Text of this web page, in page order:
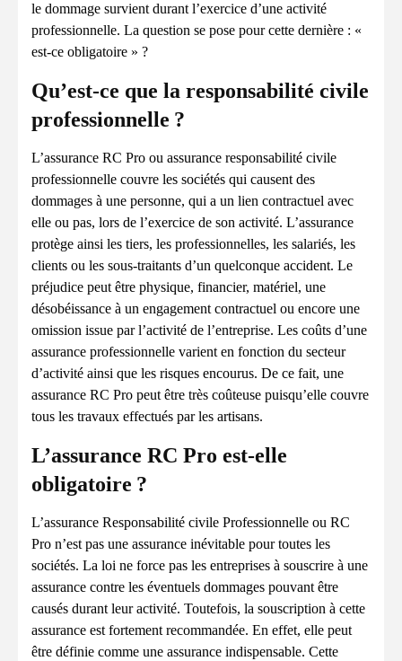
le dommage survient durant l’exercice d’une activité
professionnelle. La question se pose pour cette dernière : «
est-ce obligatoire » ?
Qu’est-ce que la responsabilité civile
professionnelle ?
L’assurance RC Pro ou assurance responsabilité civile
professionnelle couvre les sociétés qui causent des
dommages à une personne, qui a un lien contractuel avec
elle ou pas, lors de l’exercice de son activité. L’assurance
protège ainsi les tiers, les professionnelles, les salariés, les
clients ou les sous-traitants d’un quelconque accident. Le
préjudice peut être physique, financier, matériel, une
désobéissance à un engagement contractuel ou encore une
omission issue par l’activité de l’entreprise. Les coûts d’une
assurance professionnelle varient en fonction du secteur
d’activité ainsi que les risques encourus. De ce fait, une
assurance RC Pro peut être très coûteuse puisqu’elle couvre
tous les travaux effectués par les artisans.
L’assurance RC Pro est-elle
obligatoire ?
L’assurance Responsabilité civile Professionnelle ou RC
Pro n’est pas une assurance inévitable pour toutes les
sociétés. La loi ne force pas les entreprises à souscrire à une
assurance contre les éventuels dommages pouvant être
causés durant leur activité. Toutefois, la souscription à cette
assurance est fortement recommandée. En effet, elle peut
être définie comme une assurance indispensable. Cette